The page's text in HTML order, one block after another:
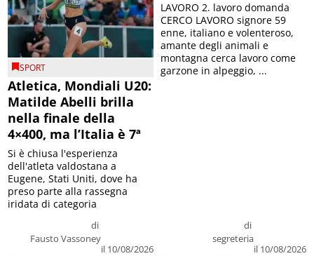
SPORT
Atletica, Mondiali U20:
Matilde Abelli brilla
nella finale della
4×400, ma l’Italia è 7ª
di
Fausto Vassoney
il 10/08/2026
Si è chiusa l'esperienza
dell'atleta valdostana a
Eugene, Stati Uniti, dove ha
preso parte alla rassegna
iridata di categoria
di
segreteria
il 10/08/2026
LAVORO 2. lavoro domanda
CERCO LAVORO signore 59
enne, italiano e volenteroso,
amante degli animali e
montagna cerca lavoro come
garzone in alpeggio, ...